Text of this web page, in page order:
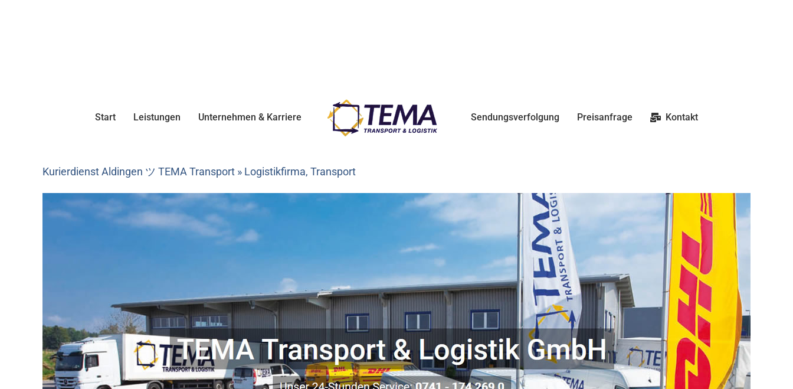
Start Leistungen Unternehmen & Karriere Sendungsverfolgung Preisanfrage Kontakt
Kurierdienst Aldingen ツ TEMA Transport » Logistikfirma, Transport